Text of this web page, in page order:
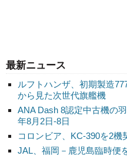
最新ニュース
ルフトハンザ、初期製造
から見た次世代旗艦機
ANA Dash 8認定中古機の
年8月2日-8日
コロンビア、KC-390を2
JAL、福岡－鹿児島臨時